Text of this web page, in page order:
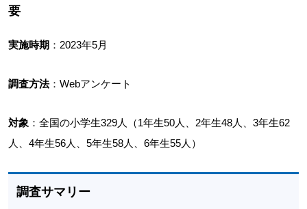
要
実施時期 ：2023年5月
調査方法：Webアンケート
対象 ：全国の小学生329人（1年生50人、2年生48人、3年生62
人、4年生56人、5年生58人、6年生55人）
調査サマリー